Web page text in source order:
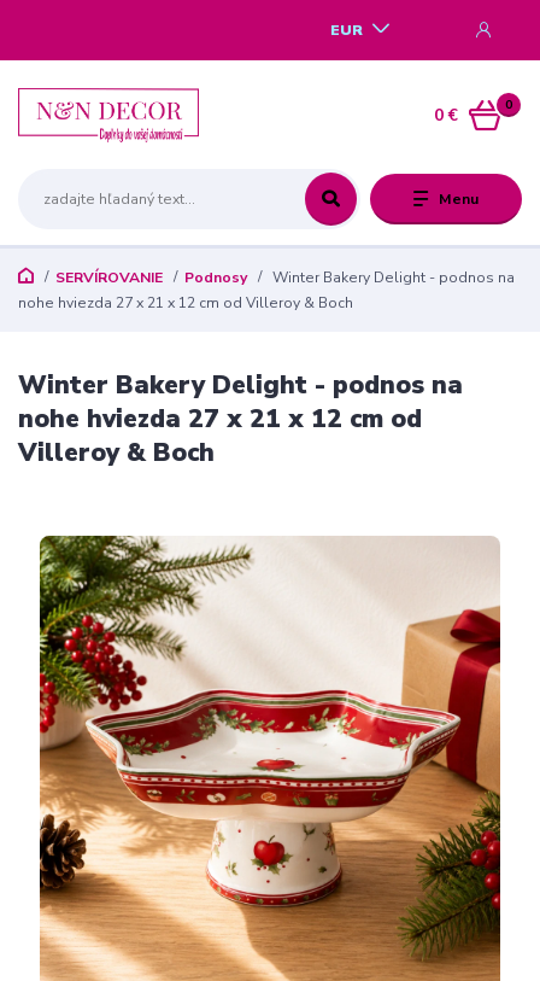
Menu
EUR
0
0 €
SERVÍROVANIE Podnosy
Winter Bakery Delight - podnos na
nohe hviezda 27 x 21 x 12 cm od Villeroy & Boch
Winter Bakery Delight - podnos na
nohe hviezda 27 x 21 x 12 cm od
Villeroy & Boch